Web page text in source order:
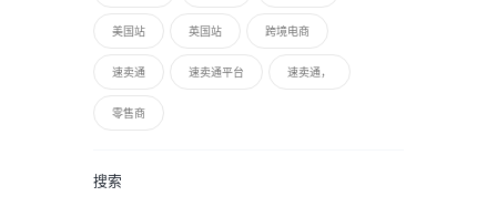
美国站 英国站 跨境电商
速卖通 速卖通平台 速卖通，
零售商
搜索